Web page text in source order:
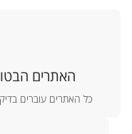
האתרים
כל האתרים עוברים